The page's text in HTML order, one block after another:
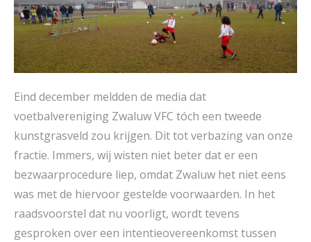
Eind december meldden de media dat
voetbalvereniging Zwaluw VFC tóch een tweede
kunstgrasveld zou krijgen. Dit tot verbazing van onze
fractie. Immers, wij wisten niet beter dat er een
bezwaarprocedure liep, omdat Zwaluw het niet eens
was met de hiervoor gestelde voorwaarden. In het
raadsvoorstel dat nu voorligt, wordt tevens
gesproken over een intentieovereenkomst tussen